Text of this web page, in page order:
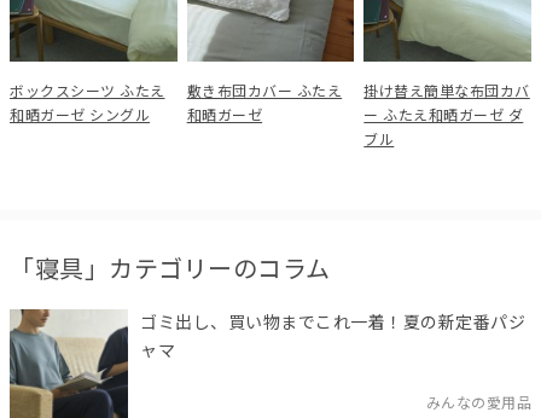
ボックスシーツ ふたえ
和晒ガーゼ シングル
敷き布団カバー ふたえ
和晒ガーゼ
掛け替え簡単な布団カバ
ー ふたえ和晒ガーゼ ダ
ブル
「寝具」カテゴリーのコラム
ゴミ出し、買い物までこれ一着！夏の新定番パジ
ャマ
みんなの愛用品